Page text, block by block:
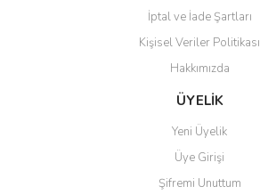
Gönder
İptal ve İade Şartları
Kişisel Veriler Politikası
Hakkımızda
ÜYELİK
Yeni Üyelik
Üye Girişi
Şifremi Unuttum